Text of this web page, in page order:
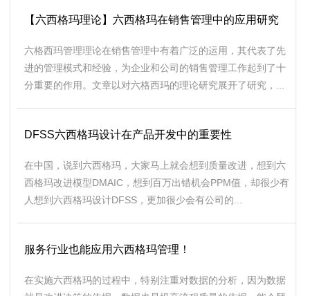
【六西格玛理论】六西格玛在销售管理中的应用研究
六格西玛管理理论在销售管理中有着广泛的运用，其代表了先
进的管理模式和经验，为企业和公司的销售管理工作起到了十
分重要的作用。文章以对六格西玛的理论研究展开了研究，...
DFSS六西格玛设计在产品开发中的重要性
在中国，说到六西格玛，大家马上就会想到质量改进，想到六
西格玛改进模型DMAIC，想到百万出错机会PPM值，却很少有
人想到六西格玛设计DFSS，更加很少会有公司的...
服务行业也能应用六西格玛管理！
在实施六西格玛的过程中，特别注重对数据的分析，因为数据